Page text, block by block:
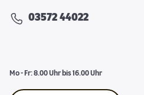
03572 44022
Mo - Fr: 8.00 Uhr bis 16.00 Uhr